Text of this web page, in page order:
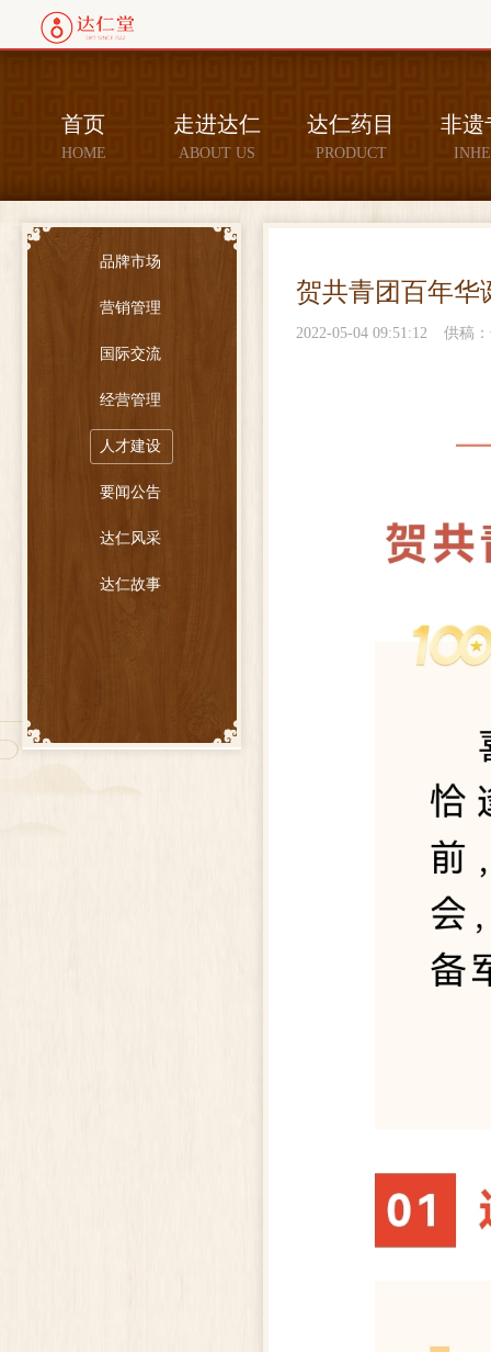
首页
HOME
走进达仁
ABOUT US
达仁药目
PRODUCT
非遗
品牌市场
营销管理
国际交流
经营管理
人才建设
要闻公告
达仁风采
达仁故事
贺共青团百年华
2022-05-04 09:51:12 供稿